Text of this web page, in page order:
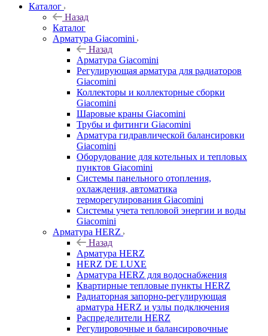
Каталог
Назад
Каталог
Арматура Giacomini
Назад
Арматура Giacomini
Регулирующая арматура для радиаторов
Giacomini
Коллекторы и коллекторные сборки
Giacomini
Шаровые краны Giacomini
Трубы и фитинги Giacomini
Арматура гидравлической балансировки
Giacomini
Оборудование для котельных и тепловых
пунктов Giacomini
Системы панельного отопления,
охлаждения, автоматика
терморегулирования Giacomini
Системы учета тепловой энергии и воды
Giacomini
Арматура HERZ
Назад
Арматура HERZ
HERZ DE LUXE
Арматура HERZ для водоснабжения
Квартирные тепловые пункты HERZ
Радиаторная запорно-регулирующая
арматура HERZ и узлы подключения
Распределители HERZ
Регулировочные и балансировочные